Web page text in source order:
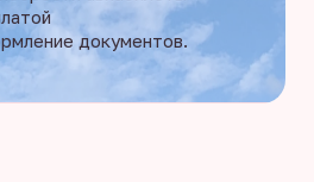
документов.